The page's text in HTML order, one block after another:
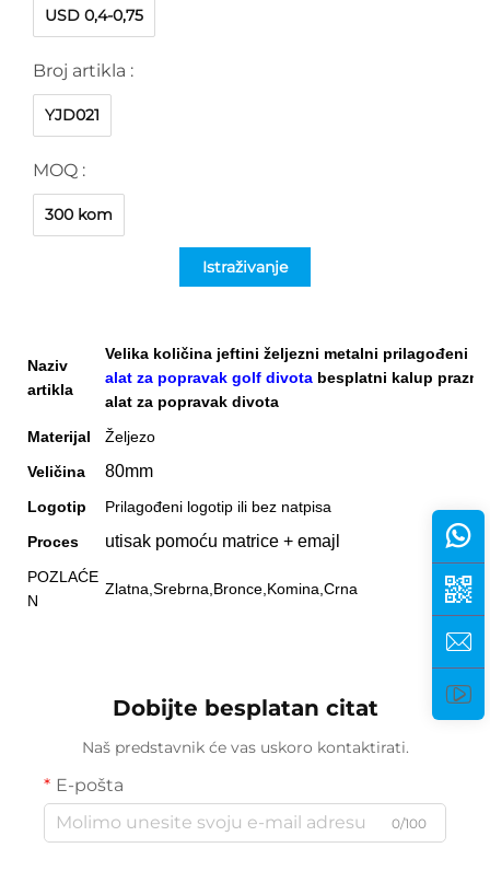
USD 0,4-0,75
Broj artikla :
YJD021
MOQ :
300 kom
Istraživanje
Naziv
artikla
Velika količina jeftini željezni metalni prilagođeni
alat za popravak golf divota besplatni kalup prazni
alat za popravak divota
Materijal
Željezo
Veličina
80mm
Logotip
Prilagođeni logotip ili bez natpisa
Proces
utisak pomoću matrice + emajl
POZLAĆE
N
Zlatna,Srebrna,Bronce,Komina,Crna
Dobijte besplatan citat
Naš predstavnik će vas uskoro kontaktirati.
E-pošta
0/100